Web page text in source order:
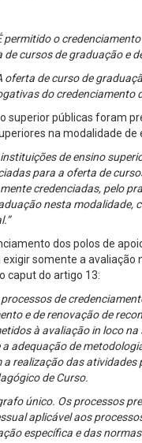
permitido o
de cursos de graduação e
oferta de curso de
do credenciamento
superior públicas foram
na modalidade
instituições de ensino
para a oferta de
credenciadas, pelo
nesta modalidade,
dos polos de
somente a avaliação
caput do artigo 13:
processos de
e de renovação de
à avaliação in loco
a adequação de
a realização das
de Curso.
único. Os processos
aplicável aos
específica e das